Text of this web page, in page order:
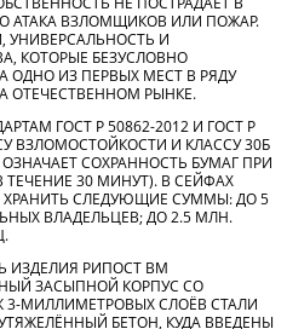
АТАКА ВЗЛОМЩИКОВ ИЛИ ПОЖАР.
УНИВЕРСАЛЬНОСТЬ И
КОТОРЫЕ БЕЗУСЛОВНО
ОДНО ИЗ ПЕРВЫХ МЕСТ В РЯДУ
ОТЕЧЕСТВЕННОМ РЫНКЕ.
ГОСТ Р 50862-2012 И ГОСТ Р
ВЗЛОМОСТОЙКОСТИ И КЛАССУ 30Б
СОХРАННОСТЬ БУМАГ ПРИ
ТЕЧЕНИЕ 30 МИНУТ). В СЕЙФАХ
ХРАНИТЬ СЛЕДУЮЩИЕ СУММЫ: ДО 5
ВЛАДЕЛЬЦЕВ; ДО 2.5 МЛН.
ИЗДЕЛИЯ РИПОСТ ВМ
ЗАСЫПНОЙ КОРПУС СО
МИЛЛИМЕТРОВЫХ СЛОЁВ СТАЛИ
БЕТОН, КУДА ВВЕДЕНЫ